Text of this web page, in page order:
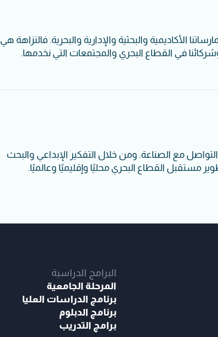
الأكاديمية والبحثية والإدارية والبحرية. فالنزاهة هي
في القطاع البحري والمجتمعات التي نخدمها.
مع الصناعة. ومن خلال التفكير الإبداعي والبحث
مستقبل القطاع البحري محليًا وإقليميًا وعالميًا.
البرامج الدراسية
المرحلة الجامعية
برنامج الدراسات العليا
برنامج الدبلوم
برامج التدريب